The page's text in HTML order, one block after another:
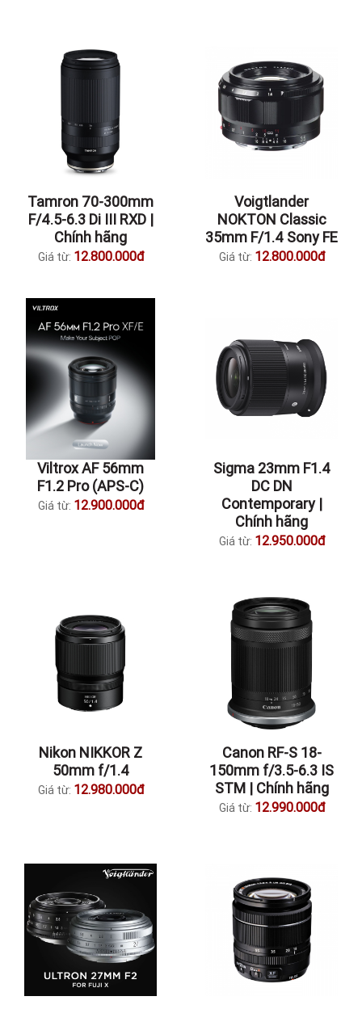
Tamron 70-300mm
F/4.5-6.3 Di III RXD |
Chính hãng
Giá từ: 12.800.000đ
Voigtlander
NOKTON Classic
35mm F/1.4 Sony FE
Giá từ: 12.800.000đ
Viltrox AF 56mm
F1.2 Pro (APS-C)
Giá từ: 12.900.000đ
Sigma 23mm F1.4
DC DN
Contemporary |
Chính hãng
Giá từ: 12.950.000đ
Nikon NIKKOR Z
50mm f/1.4
Giá từ: 12.980.000đ
Canon RF-S 18-
150mm f/3.5-6.3 IS
STM | Chính hãng
Giá từ: 12.990.000đ